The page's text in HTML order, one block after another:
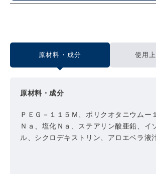
原材料・成分 使用
原材料・成分
ＰＥＧ－１１５Ｍ、ポリクオタニウムー
Ｎａ、塩化Ｎａ、ステアリン酸亜鉛、イ
ル、シクロデキストリン、アロエベラ液
キストリン、パンテノール、ヒアルロン